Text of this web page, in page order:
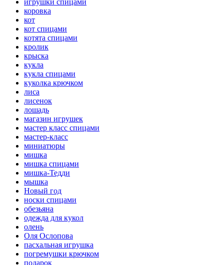
игрушки спицами
коровка
кот
кот спицами
котята спицами
кролик
крыска
кукла
кукла спицами
куколка крючком
лиса
лисенок
лошадь
магазин игрушек
мастер класс спицами
мастер-класс
миниатюры
мишка
мишка спицами
мишка-Тедди
мышка
Новый год
носки спицами
обезьяна
одежда для кукол
олень
Оля Ослопова
пасхальная игрушка
погремушки крючком
подарок